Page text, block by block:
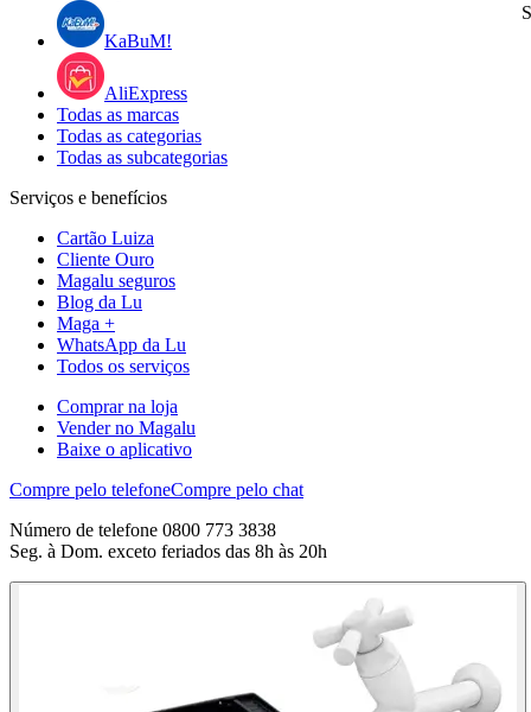
KaBuM!
AliExpress
Todas as marcas
Todas as categorias
Todas as subcategorias
Serviços e benefícios
Cartão Luiza
Cliente Ouro
Magalu seguros
Blog da Lu
Maga +
WhatsApp da Lu
Todos os serviços
Comprar na loja
Vender no Magalu
Baixe o aplicativo
Compre pelo telefoneCompre pelo chat
Número de telefone 0800 773 3838
Seg. à Dom. exceto feriados das 8h às 20h